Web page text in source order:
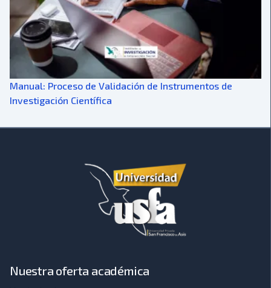
Manual: Proceso de Validación de Instrumentos de
Investigación Científica
Nuestra oferta académica